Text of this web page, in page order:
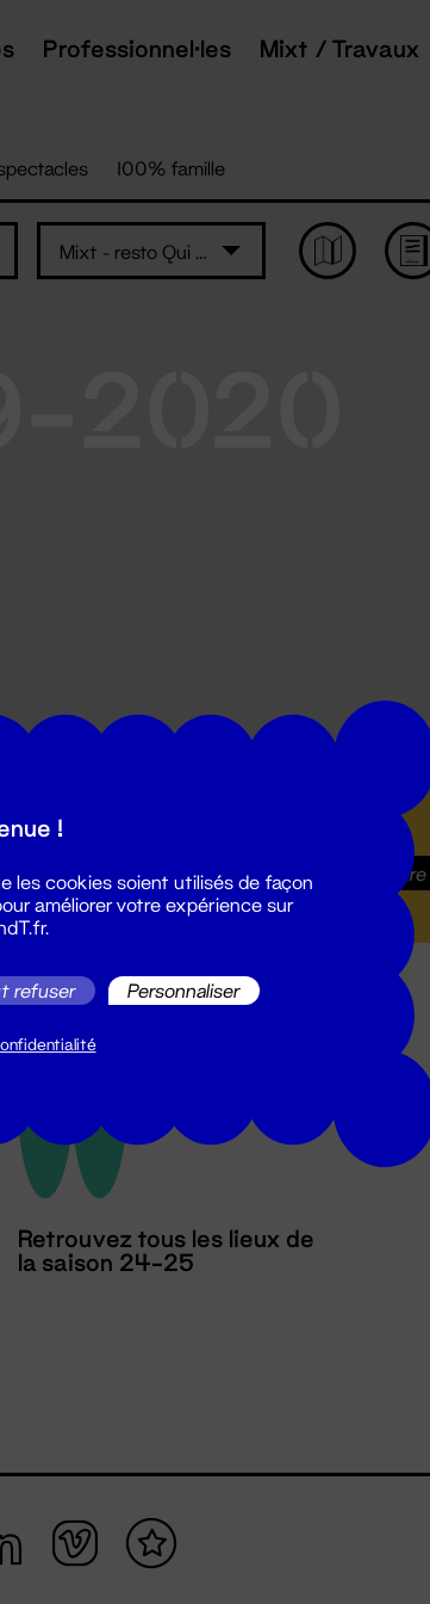
Professionnel·les Mixt / Travaux
100% famille
Mixt - resto Qui Som
du Grand T :
S'inscrire
Retrouvez tous les lieux de
la saison 24-25
!
les cookies soient utilisés de façon
améliorer votre expérience sur
refuser Personnaliser